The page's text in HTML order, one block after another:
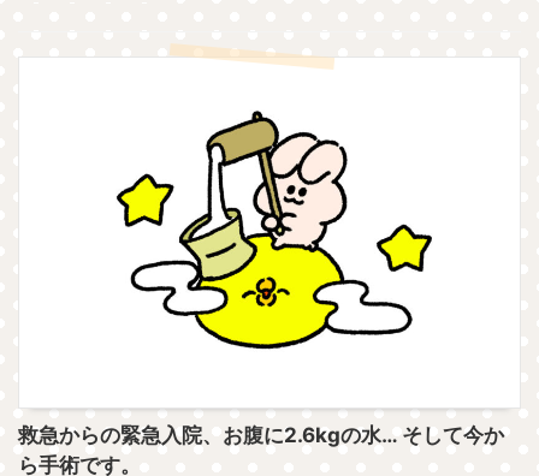
救急からの緊急入院、お腹に2.6kgの水… そして今か
ら手術です。